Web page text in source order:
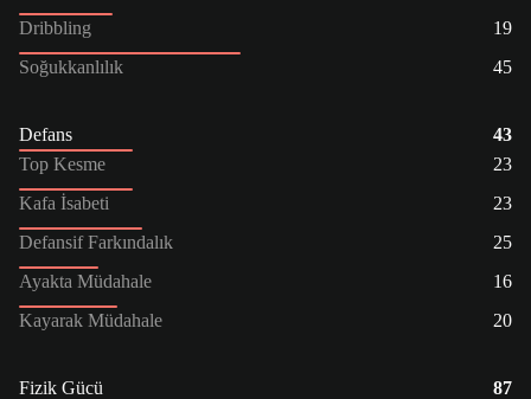
Dribbling
19
Soğukkanlılık
45
Defans
43
Top Kesme
23
Kafa İsabeti
23
Defansif Farkındalık
25
Ayakta Müdahale
16
Kayarak Müdahale
20
Fizik Gücü
87